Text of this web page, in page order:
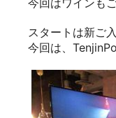
今回はワインも
スタートは新ご
今回は、